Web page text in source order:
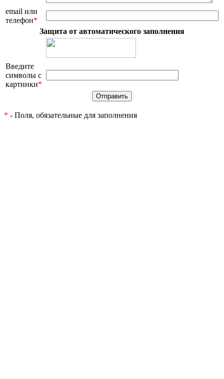
email или
телефон*
Защита от автоматического заполнения
Введите
символы с
картинки*
* - Поля, обязательные для заполнения